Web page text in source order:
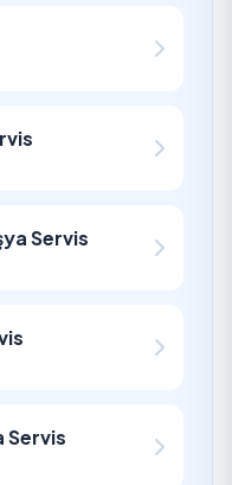
Servis
Servis